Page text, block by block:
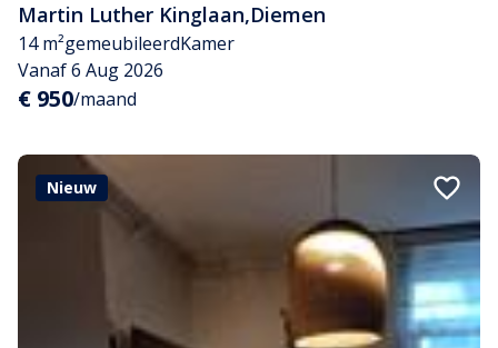
Martin Luther Kinglaan,Diemen
14 m²gemeubileerdKamer
Vanaf 6 Aug 2026
€ 950/maand
Nieuw